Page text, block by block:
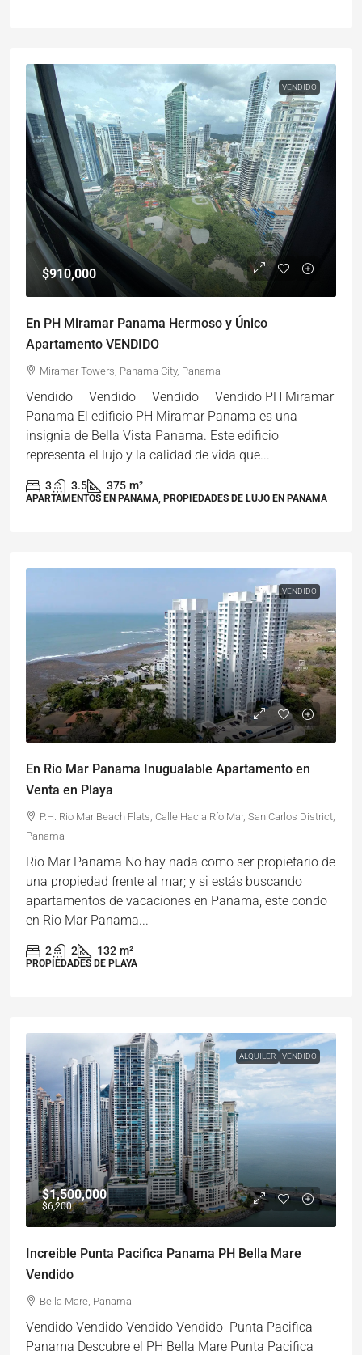
VENDIDO
$910,000
En PH Miramar Panama Hermoso y Único
Apartamento VENDIDO
Miramar Towers, Panama City, Panama
Vendido Vendido Vendido Vendido PH Miramar
Panama El edificio PH Miramar Panama es una
insignia de Bella Vista Panama. Este edificio
representa el lujo y la calidad de vida que...
3 3.5 375 m²
APARTAMENTOS EN PANAMA, PROPIEDADES DE LUJO EN PANAMA
VENDIDO
En Rio Mar Panama Inugualable Apartamento en
Venta en Playa
P.H. Rio Mar Beach Flats, Calle Hacia Río Mar, San Carlos District,
Panama
Rio Mar Panama No hay nada como ser propietario de
una propiedad frente al mar; y si estás buscando
apartamentos de vacaciones en Panama, este condo
en Rio Mar Panama...
2 2 132 m²
PROPIEDADES DE PLAYA
ALQUILER VENDIDO
$1,500,000
$6,200
Increible Punta Pacifica Panama PH Bella Mare
Vendido
Bella Mare, Panama
Vendido Vendido Vendido Vendido Punta Pacifica
Panama Descubre el PH Bella Mare Punta Pacifica